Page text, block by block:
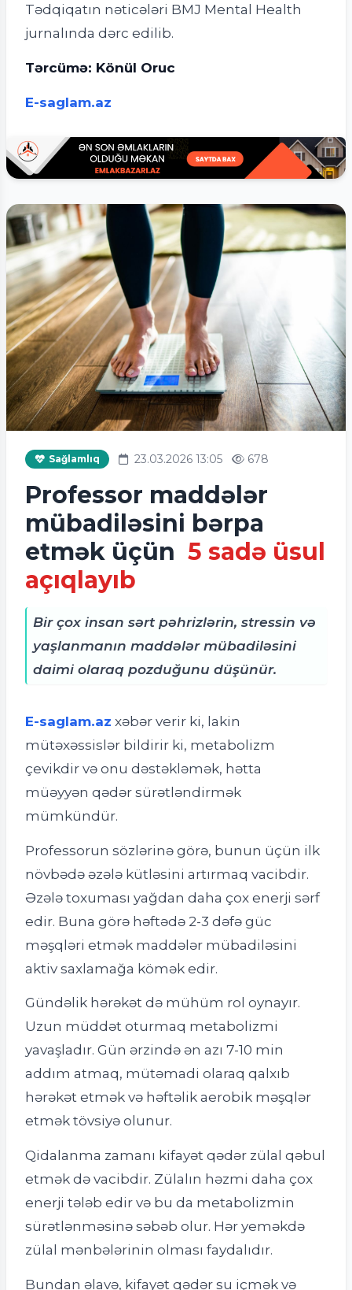
Tədqiqatın nəticələri BMJ Mental Health
jurnalında dərc edilib.
Tərcümə: Könül Oruc
E-saglam.az
Sağlamlıq 23.03.2026 13:05 678
Professor maddələr
mübadiləsini bərpa
etmək üçün 5 sadə üsul
açıqlayıb
Bir çox insan sərt pəhrizlərin, stressin və
yaşlanmanın maddələr mübadiləsini
daimi olaraq pozduğunu düşünür.
E-saglam.az xəbər verir ki, lakin
mütəxəssislər bildirir ki, metabolizm
çevikdir və onu dəstəkləmək, hətta
müəyyən qədər sürətləndirmək
mümkündür.
Professorun sözlərinə görə, bunun üçün ilk
növbədə əzələ kütləsini artırmaq vacibdir.
Əzələ toxuması yağdan daha çox enerji sərf
edir. Buna görə həftədə 2-3 dəfə güc
məşqləri etmək maddələr mübadiləsini
aktiv saxlamağa kömək edir.
Gündəlik hərəkət də mühüm rol oynayır.
Uzun müddət oturmaq metabolizmi
yavaşladır. Gün ərzində ən azı 7-10 min
addım atmaq, mütəmadi olaraq qalxıb
hərəkət etmək və həftəlik aerobik məşqlər
etmək tövsiyə olunur.
Qidalanma zamanı kifayət qədər zülal qəbul
etmək də vacibdir. Zülalın həzmi daha çox
enerji tələb edir və bu da metabolizmin
sürətlənməsinə səbəb olur. Hər yeməkdə
zülal mənbələrinin olması faydalıdır.
Bundan əlavə, kifayət qədər su içmək və